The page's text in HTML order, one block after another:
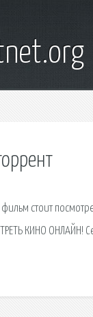
стоит
КИНО ОНЛАЙН!